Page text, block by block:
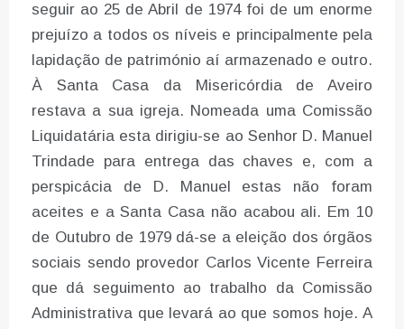
seguir ao 25 de Abril de 1974 foi de um enorme
prejuízo a todos os níveis e principalmente pela
lapidação de património aí armazenado e outro.
À Santa Casa da Misericórdia de Aveiro
restava a sua igreja. Nomeada uma Comissão
Liquidatária esta dirigiu-se ao Senhor D. Manuel
Trindade para entrega das chaves e, com a
perspicácia de D. Manuel estas não foram
aceites e a Santa Casa não acabou ali. Em 10
de Outubro de 1979 dá-se a eleição dos órgãos
sociais sendo provedor Carlos Vicente Ferreira
que dá seguimento ao trabalho da Comissão
Administrativa que levará ao que somos hoje. A